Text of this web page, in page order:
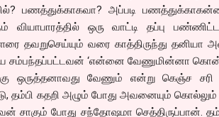
பணத்துக்காகவா? அப்படி
வியாபாரத்தில் ஒரு வாட்டி தப்பு
தவறுசெய்யும் வரை காத்திருந்து தனியா
சம்பந்தப்பட்டவன் ‘என்னை வேணுமின்னா
ஒருத்தனாவது வேணும் என்று கெஞ்ச சரி
தம்பி கதறி அழும் போது அவனையும்
சாகும் போது சந்தோஷமா செத்திருப்பான்.